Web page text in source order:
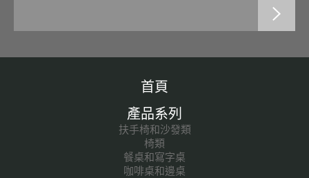
首頁
產品系列
扶手椅和沙發類
椅類
餐桌和寫字桌
咖啡桌和邊桌